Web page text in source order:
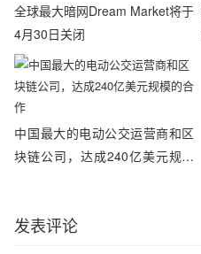
全球最大暗网Dream Market将于
4月30日关闭
中国最大的电动公交运营商和区
块链公司，达成240亿美元规模
发表评论